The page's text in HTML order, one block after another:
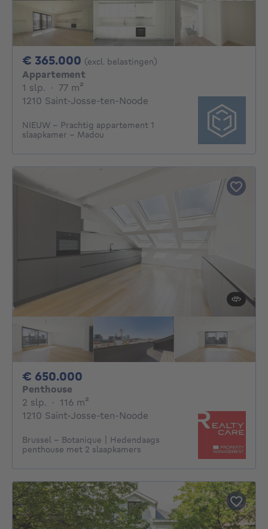
€ 365.000 365000€
(excl. belastingen)
Appartement
1 slp. 1 slaapkamer
· 77 m²
1210 Saint-Josse-ten-Noode
NIEUW - Prachtig appartement 1
slaapkamer - Madou
€ 650.000
Penthouse
2 slp. 2 slaapkamers
· 116 m²
1210 Saint-Josse-ten-Noode
Brussel - Botanique | Hedendaags
penthouse met 2 slaapkamers